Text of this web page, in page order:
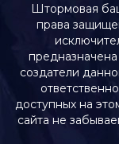
Штормовая
права
создатели
доступных на
сайта не